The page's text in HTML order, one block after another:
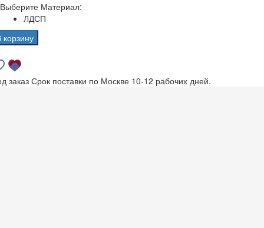
Выберите Материал:
ЛДСП
корзину
заказ Срок поставки по Москве 10-12 рабочих дней.